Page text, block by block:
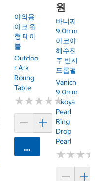
야외용
아크 원
형 테이
블
Outdoo
R Ark
Roung
Table
★★★★★
★★★★★
카트에 담기
원
바니찌
9.0mm
아코야
해수진
주 반지
드롭펄
Vanich
9.0mm
Akoya
Pearl
Ring
Drop
Pearl
★★★
★★★